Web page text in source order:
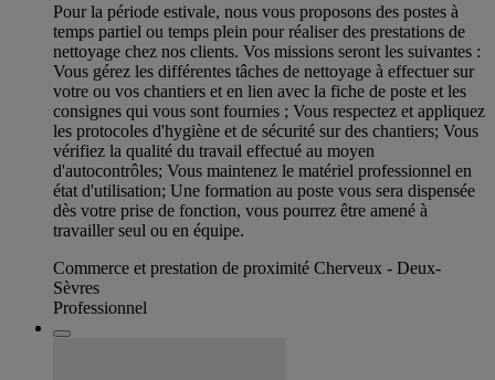
Pour la période estivale, nous vous proposons des postes à
temps partiel ou temps plein pour réaliser des prestations de
nettoyage chez nos clients. Vos missions seront les suivantes :
Vous gérez les différentes tâches de nettoyage à effectuer sur
votre ou vos chantiers et en lien avec la fiche de poste et les
consignes qui vous sont fournies ; Vous respectez et appliquez
les protocoles d'hygiène et de sécurité sur des chantiers; Vous
vérifiez la qualité du travail effectué au moyen
d'autocontrôles; Vous maintenez le matériel professionnel en
état d'utilisation; Une formation au poste vous sera dispensée
dès votre prise de fonction, vous pourrez être amené à
travailler seul ou en équipe.
Commerce et prestation de proximité Cherveux - Deux-
Sèvres
Professionnel